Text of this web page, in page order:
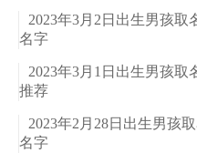
2023年3月2日出生男孩取
名字
2023年3月1日出生男孩取
推荐
2023年2月28日出生男孩
名字